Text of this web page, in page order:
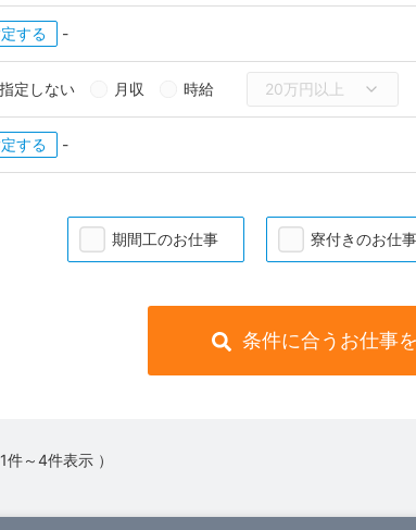
-
指定しない 月収 時給
-
期間工のお仕事 寮付きのお仕事
条件に合うお仕事
～4件表示 ）